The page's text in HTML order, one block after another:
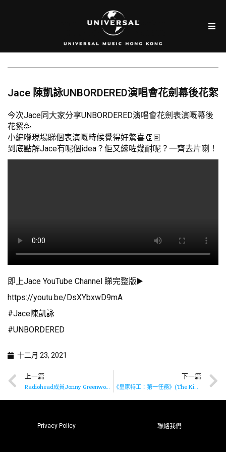
Jace 陳凱詠UNBORDERED演唱會花劍幕後花絮
今次Jace同大家分享UNBORDERED演唱會花劍表演嘅幕後
花絮🥳
小編喺現場睇個表演嘅時候覺得好驚喜👏🏻
到底點解Jace有呢個idea？佢又練咗幾耐呢？一齊去片喇！
即上Jace YouTube Channel 睇完整版▶️
https://youtu.be/DsXYbxwD9mA
#Jace陳凱詠
#UNBORDERED
十二月 23, 2021
上一篇
Radiohead成員Jonny Greenwood為電影《史賓沙》製作音樂
下一篇
《皇家特工：第一任務》(The King’s Man) 原聲大碟現已推出
Privacy Policy 聯絡我們